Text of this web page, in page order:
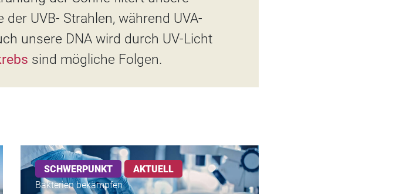
UVB- Strahlen, während UVA-
unsere DNA wird durch UV-Licht
sind mögliche Folgen.
SCHWERPUNKT
AKTUELL
Bakterien bekämpfen